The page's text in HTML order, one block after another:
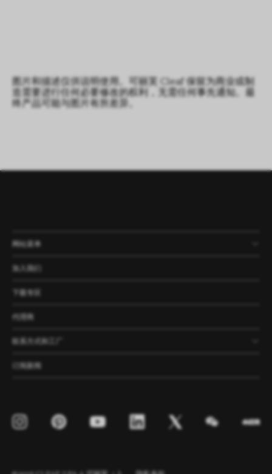
图片和描述仅供说明使用。可丽芙 Cleaf 保留为商业或制
造需要进行任何必要修改的权利，无需任何事先通知。最
终产品可能与图片有所差异。
网站菜单
产品
公司
资讯
案例
加入我们
代理商
联系方式和工厂
订阅新闻